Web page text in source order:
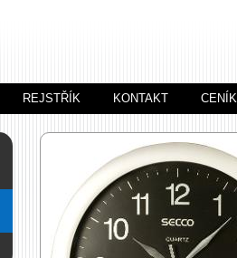
REJSTŘÍK KONTAKT